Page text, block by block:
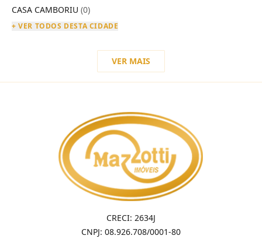
CASA CAMBORIU (0)
+ VER TODOS DESTA CIDADE
VER MAIS
CRECI: 2634J
CNPJ: 08.926.708/0001-80